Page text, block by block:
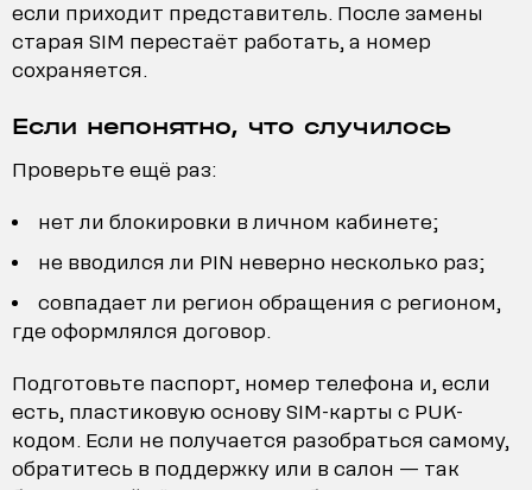
если приходит представитель. После замены
старая SIM перестаёт работать, а номер
сохраняется.
Если непонятно, что случилось
Проверьте ещё раз:
нет ли блокировки в личном кабинете;
не вводился ли PIN неверно несколько раз;
совпадает ли регион обращения с регионом,
где оформлялся договор.
Подготовьте паспорт, номер телефона и, если
есть, пластиковую основу SIM-карты с PUK-
кодом. Если не получается разобраться самому,
обратитесь в поддержку или в салон — так